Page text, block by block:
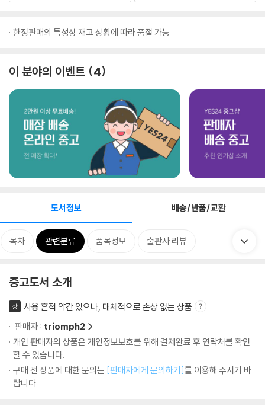
한정판매의 특성상 재고 상황에 따라 품절 가능
이 분야의 이벤트 4
도서정보 배송/반품/교환
목차 관련분류 품목정보 출판사 리뷰
중고도서 소개
상
사용 흔적 약간 있으나, 대체적으로 손상 없는 상품
판매자 : triomph2
개인 판매자의 상품은 개인정보보호를 위해 결제완료 후 연락처를 확인
할 수 있습니다.
구매 전 상품에 대한 문의는 [판매자에게 문의하기]를 이용해 주시기 바
랍니다.